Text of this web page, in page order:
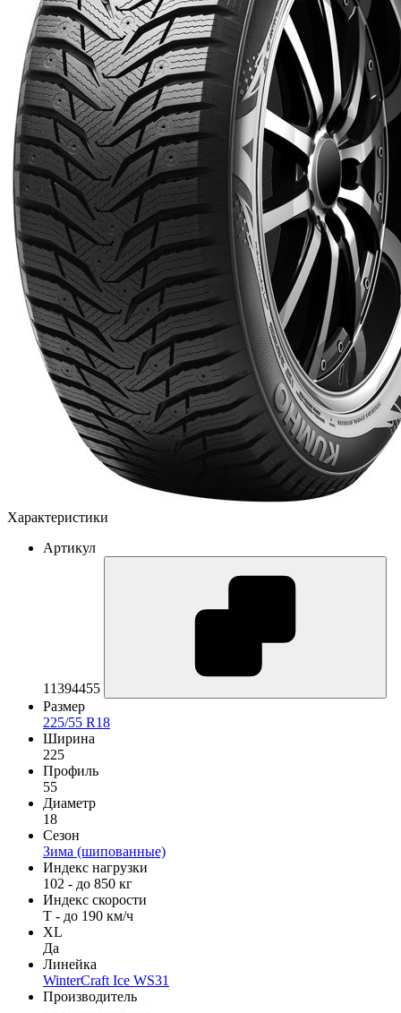
Характеристики
Артикул
11394455
Размер
225/55 R18
Ширина
225
Профиль
55
Диаметр
18
Сезон
Зима (шипованные)
Индекс нагрузки
102 - до 850 кг
Индекс скорости
T - до 190 км/ч
XL
Да
Линейка
WinterCraft Ice WS31
Производитель